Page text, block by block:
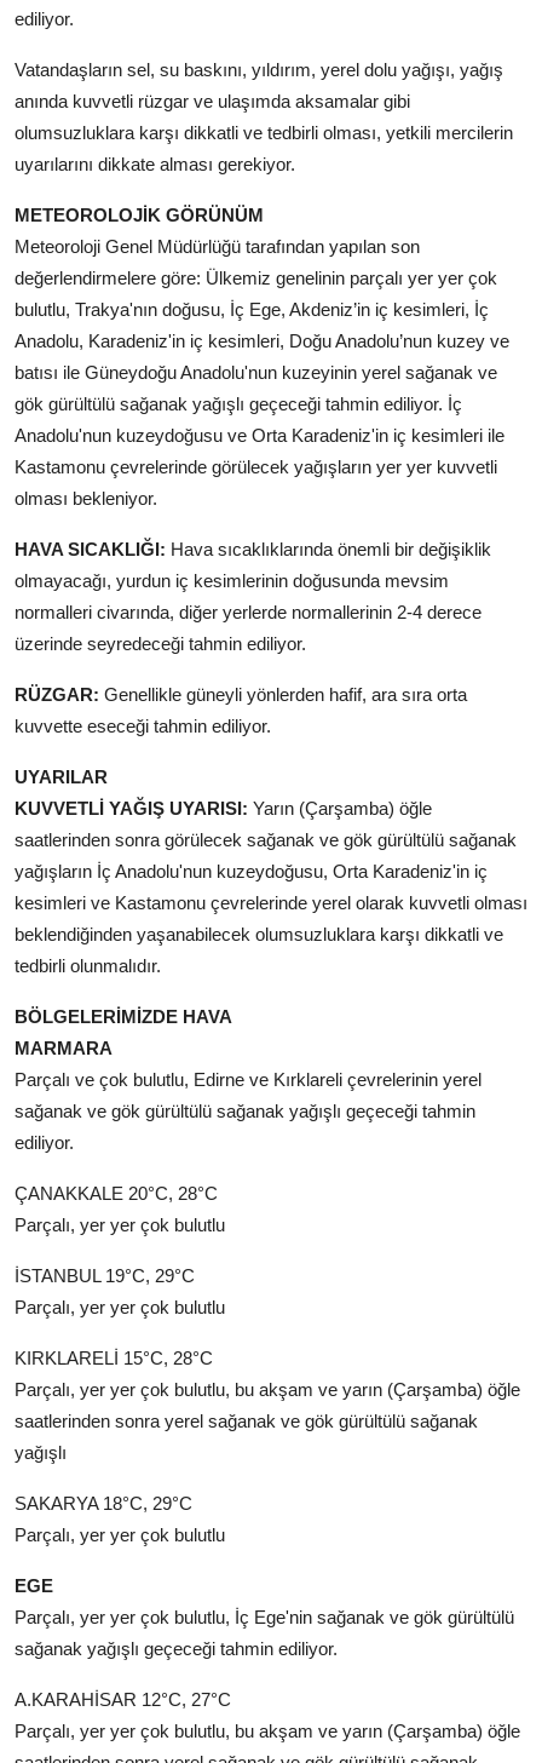
ediliyor.
Vatandaşların sel, su baskını, yıldırım, yerel dolu yağışı, yağış
anında kuvvetli rüzgar ve ulaşımda aksamalar gibi
olumsuzluklara karşı dikkatli ve tedbirli olması, yetkili mercilerin
uyarılarını dikkate alması gerekiyor.
METEOROLOJİK GÖRÜNÜM
Meteoroloji Genel Müdürlüğü tarafından yapılan son
değerlendirmelere göre: Ülkemiz genelinin parçalı yer yer çok
bulutlu, Trakya'nın doğusu, İç Ege, Akdeniz’in iç kesimleri, İç
Anadolu, Karadeniz'in iç kesimleri, Doğu Anadolu’nun kuzey ve
batısı ile Güneydoğu Anadolu'nun kuzeyinin yerel sağanak ve
gök gürültülü sağanak yağışlı geçeceği tahmin ediliyor. İç
Anadolu'nun kuzeydoğusu ve Orta Karadeniz'in iç kesimleri ile
Kastamonu çevrelerinde görülecek yağışların yer yer kuvvetli
olması bekleniyor.
HAVA SICAKLIĞI: Hava sıcaklıklarında önemli bir değişiklik
olmayacağı, yurdun iç kesimlerinin doğusunda mevsim
normalleri civarında, diğer yerlerde normallerinin 2-4 derece
üzerinde seyredeceği tahmin ediliyor.
RÜZGAR: Genellikle güneyli yönlerden hafif, ara sıra orta
kuvvette eseceği tahmin ediliyor.
UYARILAR
KUVVETLİ YAĞIŞ UYARISI: Yarın (Çarşamba) öğle
saatlerinden sonra görülecek sağanak ve gök gürültülü sağanak
yağışların İç Anadolu'nun kuzeydoğusu, Orta Karadeniz'in iç
kesimleri ve Kastamonu çevrelerinde yerel olarak kuvvetli olması
beklendiğinden yaşanabilecek olumsuzluklara karşı dikkatli ve
tedbirli olunmalıdır.
BÖLGELERİMİZDE HAVA
MARMARA
Parçalı ve çok bulutlu, Edirne ve Kırklareli çevrelerinin yerel
sağanak ve gök gürültülü sağanak yağışlı geçeceği tahmin
ediliyor.
ÇANAKKALE 20°C, 28°C
Parçalı, yer yer çok bulutlu
İSTANBUL 19°C, 29°C
Parçalı, yer yer çok bulutlu
KIRKLARELİ 15°C, 28°C
Parçalı, yer yer çok bulutlu, bu akşam ve yarın (Çarşamba) öğle
saatlerinden sonra yerel sağanak ve gök gürültülü sağanak
yağışlı
SAKARYA 18°C, 29°C
Parçalı, yer yer çok bulutlu
EGE
Parçalı, yer yer çok bulutlu, İç Ege'nin sağanak ve gök gürültülü
sağanak yağışlı geçeceği tahmin ediliyor.
A.KARAHİSAR 12°C, 27°C
Parçalı, yer yer çok bulutlu, bu akşam ve yarın (Çarşamba) öğle